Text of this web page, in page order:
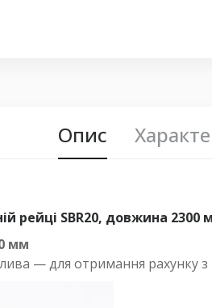
Опис
рейці SBR20, довжина 2300
мм
— для отримання рахунку з